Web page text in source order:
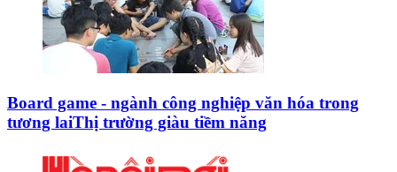
Board game - ngành công nghiệp văn hóa trong
tương laiThị trường giàu tiềm năng